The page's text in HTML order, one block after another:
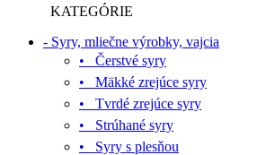
KATEGÓRIE
- Syry, mliečne výrobky, vajcia
• Čerstvé syry
• Mäkké zrejúce syry
• Tvrdé zrejúce syry
• Strúhané syry
• Syry s plesňou